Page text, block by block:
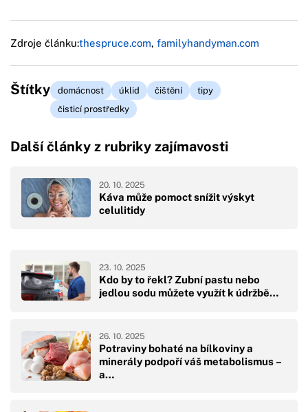
Zdroje článku:thespruce.com, familyhandyman.com
Štítky domácnost úklid čištění
tipy
čisticí prostředky
Další články z rubriky zajímavosti
Káva může pomoct snížit výskyt
celulitidy
20. 10. 2025
Kdo by to řekl? Zubní pastu nebo
jedlou sodu můžete využít k údržbě…
23. 10. 2025
Potraviny bohaté na bílkoviny a
minerály podpoří váš metabolismus –
a…
26. 10. 2025